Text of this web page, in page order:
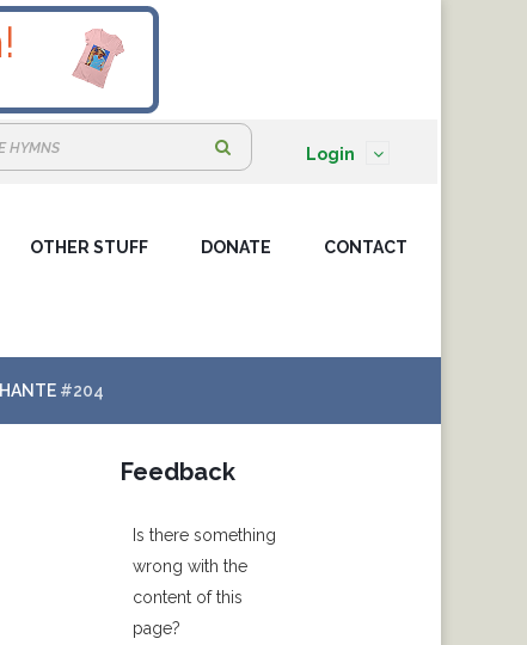
r
:
Login
OTHER STUFF DONATE CONTACT
#204
Feedback
Is there something
wrong with the
content of this
page?